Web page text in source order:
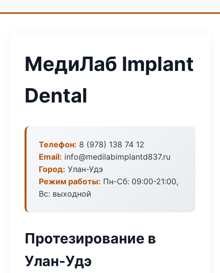
МедиЛаб Implant
Dental
Телефон: 8 (978) 138 74 12
Email: info@medilabimplantd837.ru
Город: Улан-Удэ
Режим работы: Пн-Сб: 09:00-21:00,
Вс: выходной
Протезирование в
Улан-Удэ